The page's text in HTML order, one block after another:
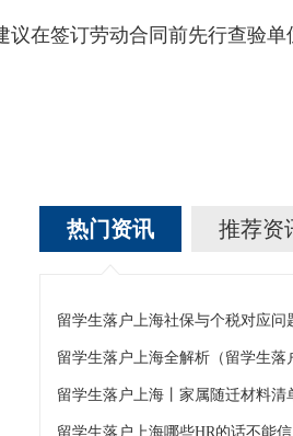
在签订劳动合同前先行查验
热门资讯 推荐资
留学生落户上海全解析（留学生落
留学生落户上海丨家属随迁材料清
留学生落户上海哪些HR的话不能